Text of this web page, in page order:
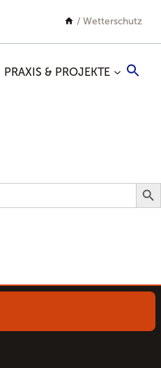
/ Wetterschutz
PRAXIS & PROJEKTE
Search